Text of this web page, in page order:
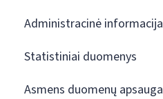
Administracinė informacija
Statistiniai duomenys
Asmens duomenų apsauga